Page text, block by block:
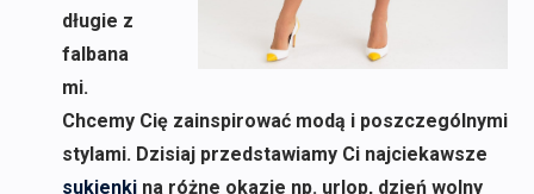
długie z
falbana
mi.
Chcemy Cię zainspirować modą i poszczególnymi
stylami. Dzisiaj przedstawiamy Ci najciekawsze
sukienkina różne okazje np. urlop, dzień wolny